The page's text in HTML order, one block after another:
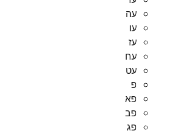
עה
עו
עז
עח
עט
פ
פא
פב
פג